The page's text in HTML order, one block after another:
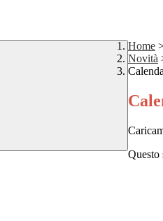
Home
Novità
Questo